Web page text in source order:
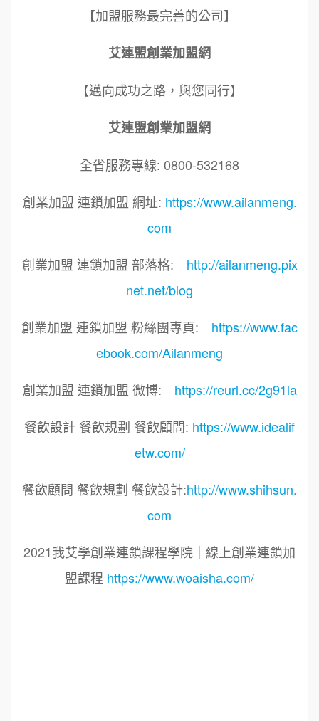
【加盟服務最完善的公司】
艾連盟創業加盟網
【邁向成功之路，與您同行】
艾連盟創業加盟網
全省服務專線: 0800-532168
創業加盟 連鎖加盟 網址: https://www.ailanmeng.
com
創業加盟 連鎖加盟 部落格: http://ailanmeng.pix
net.net/blog
創業加盟 連鎖加盟 粉絲團專頁: https://www.fac
ebook.com/Ailanmeng
創業加盟 連鎖加盟 微博: https://reurl.cc/2g91la
餐飲設計 餐飲規劃 餐飲顧問: https://www.idealif
etw.com/
餐飲顧問 餐飲規劃 餐飲設計:http://www.shihsun.
com
2021我艾學創業連鎖課程學院｜線上創業連鎖加
盟課程 https://www.woaisha.com/